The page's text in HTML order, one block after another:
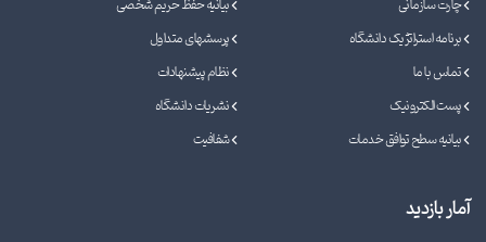
چارت سازمانی
بیانیه حفظ حریم شخصی
برنامه استراتژیک دانشگاه
پرسشهای متداول
تماس با ما
نظام پیشنهادات
پست الکترونیک
نشریات دانشگاه
بیانیه سطح توافق خدمات
شفافیت
آمار بازدید